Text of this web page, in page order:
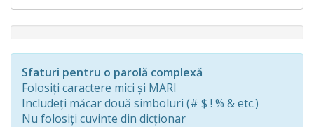
Rating:
Sfaturi pentru o parolă complexă
Folosiți caractere mici și MARI
Includeți măcar două simboluri (# $ ! % & etc.)
Nu folosiți cuvinte din dicționar